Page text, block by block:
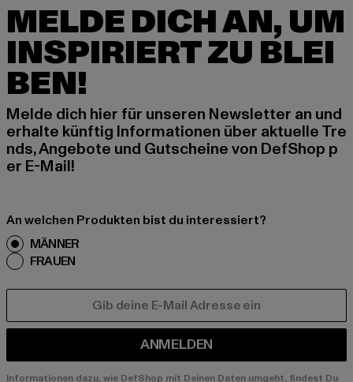
MELDE DICH AN, UM
INSPIRIERT ZU BLEI
BEN!
Melde dich hier für unseren Newsletter an und
erhalte künftig Informationen über aktuelle Tre
nds, Angebote und Gutscheine von DefShop p
er E-Mail!
An welchen Produkten bist du interessiert?
MÄNNER
FRAUEN
ANMELDEN
Informationen dazu, wie DefShop mit Deinen Daten umgeht, findest Du